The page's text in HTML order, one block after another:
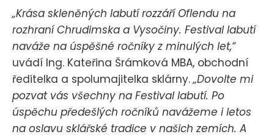
„Krása skleněných labutí rozzáří Oflendu na
rozhraní Chrudimska a Vysočiny. Festival labutí
naváže na úspěšné ročníky z minulých let,“
uvádí Ing. Kateřina Šrámková MBA, obchodní
ředitelka a spolumajitelka sklárny.„Dovolte mi
pozvat vás všechny na Festival labutí. Po
úspěchu předešlých ročníků navážeme i letos
na oslavu sklářské tradice v našich zemích. A